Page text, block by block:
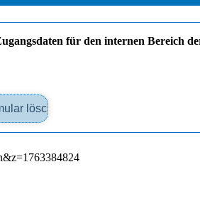
für den internen Bereich